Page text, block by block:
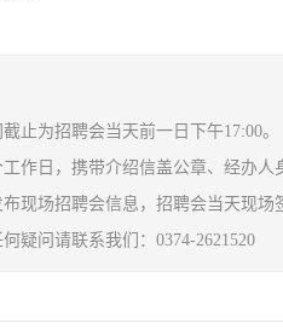
止为招聘会当天前一日下午17:00。
作日，携带介绍信盖公章、经办
现场招聘会信息，招聘会当天现
疑问请联系我们：0374-2621520